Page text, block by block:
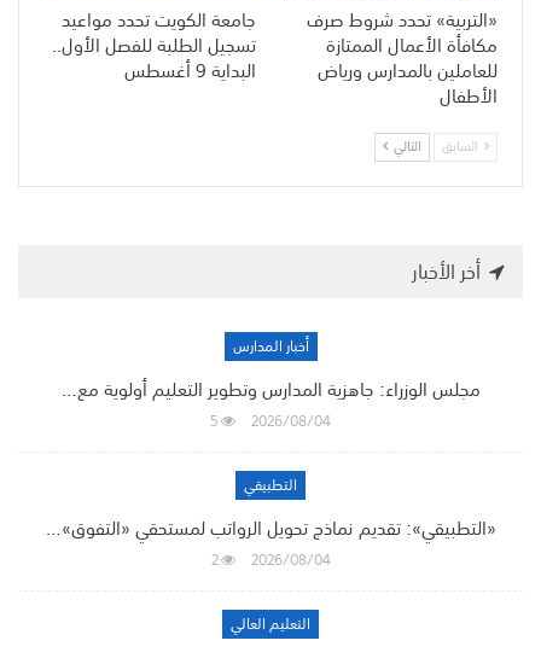
«التربية» تحدد شروط صرف
مكافأة الأعمال الممتازة
للعاملين بالمدارس ورياض
الأطفال
جامعة الكويت تحدد مواعيد
تسجيل الطلبة للفصل الأول..
البداية 9 أغسطس
السابق التالي
أخر الأخبار
أخبار المدارس
مجلس الوزراء: جاهزية المدارس وتطوير التعليم أولوية مع…
2026/08/04
5
التطبيقي
«التطبيقي»: تقديم نماذج تحويل الرواتب لمستحقي «التفوق»…
2026/08/04
2
التعليم العالي